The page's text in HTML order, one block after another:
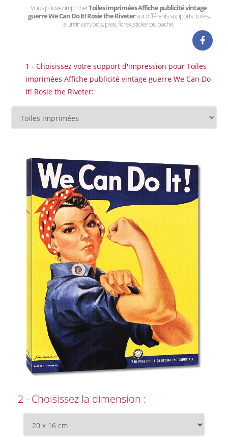
Vous pouvez imprimerToiles imprimées Affiche publicité vintage
guerre We Can Do It! Rosie the Rivetersur différents supports : toiles,
aluminium, bois, plexi, forex, sticker ou bache.
1 - Choisissez votre support d'impression pour Toiles
imprimées Affiche publicité vintage guerre We Can Do
It! Rosie the Riveter:
2 - Choisissez la dimension :